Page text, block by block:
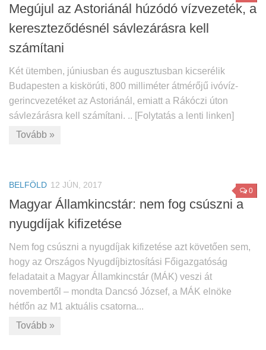
Megújul az Astoriánál húzódó vízvezeték, a
kereszteződésnél sávlezárásra kell
számítani
Két ütemben, júniusban és augusztusban kicserélik
Budapesten a kiskörúti, 800 milliméter átmérőjű ivóvíz-
gerincvezetéket az Astoriánál, emiatt a Rákóczi úton
sávlezárásra kell számítani. .. [Folytatás a lenti linken]
Tovább »
0
BELFÖLD 12 JÚN, 2017
Magyar Államkincstár: nem fog csúszni a
nyugdíjak kifizetése
Nem fog csúszni a nyugdíjak kifizetése azt követően sem,
hogy az Országos Nyugdíjbiztosítási Főigazgatóság
feladatait a Magyar Államkincstár (MÁK) veszi át
novembertől – mondta Dancsó József, a MÁK elnöke
hétfőn az M1 aktuális csatorna...
Tovább »